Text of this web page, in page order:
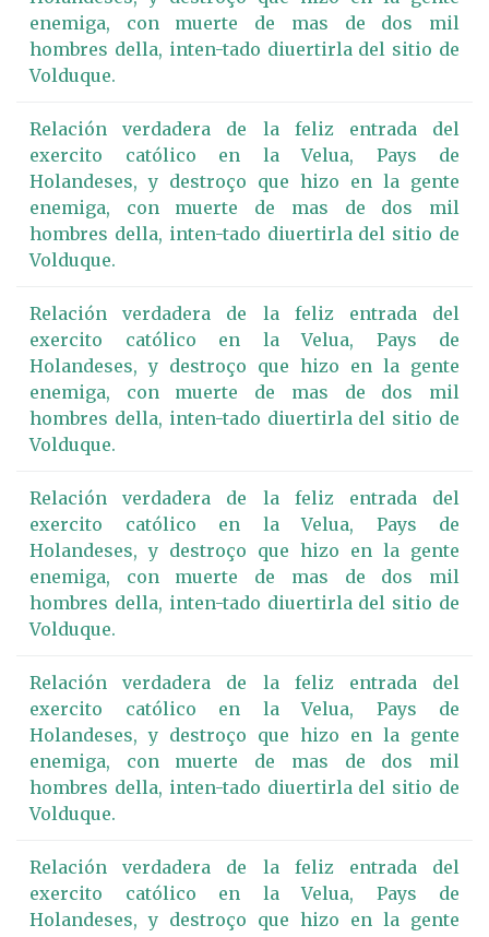
enemiga, con muerte de mas de dos mil
hombres della, inten-tado diuertirla del sitio de
Volduque.
Relación verdadera de la feliz entrada del
exercito católico en la Velua, Pays de
Holandeses, y destroço que hizo en la gente
enemiga, con muerte de mas de dos mil
hombres della, inten-tado diuertirla del sitio de
Volduque.
Relación verdadera de la feliz entrada del
exercito católico en la Velua, Pays de
Holandeses, y destroço que hizo en la gente
enemiga, con muerte de mas de dos mil
hombres della, inten-tado diuertirla del sitio de
Volduque.
Relación verdadera de la feliz entrada del
exercito católico en la Velua, Pays de
Holandeses, y destroço que hizo en la gente
enemiga, con muerte de mas de dos mil
hombres della, inten-tado diuertirla del sitio de
Volduque.
Relación verdadera de la feliz entrada del
exercito católico en la Velua, Pays de
Holandeses, y destroço que hizo en la gente
enemiga, con muerte de mas de dos mil
hombres della, inten-tado diuertirla del sitio de
Volduque.
Relación verdadera de la feliz entrada del
exercito católico en la Velua, Pays de
Holandeses, y destroço que hizo en la gente